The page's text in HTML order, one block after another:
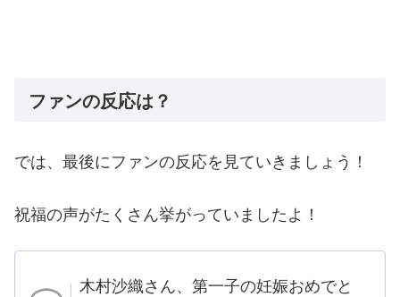
ファンの反応は？
では、最後にファンの反応を見ていきましょう！
祝福の声がたくさん挙がっていましたよ！
木村沙織さ ん、第一子の妊娠おめでと